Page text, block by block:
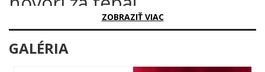
Niekedy nestačia obyčajné písmená. Niekedy potrebuješ prvky.
tabuľky, ktoré dohromady skladajú slová do dokonalej vedeckej
ZOBRAZIŤ VIAC
GALÉRIA